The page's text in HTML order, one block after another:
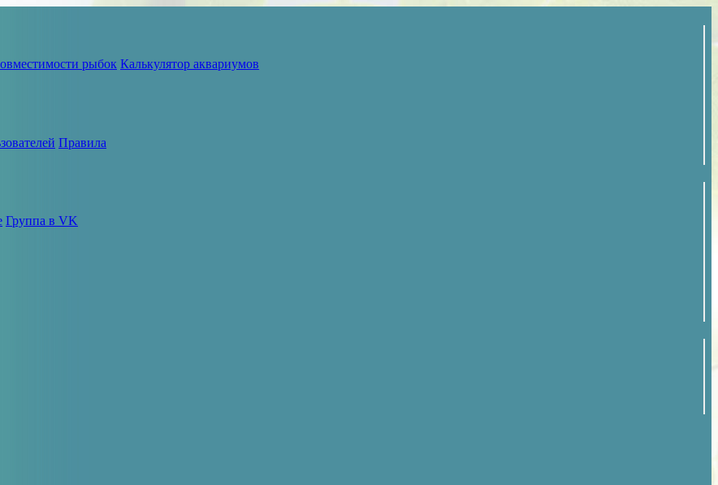
рыбок Калькулятор аквариумов
Правила
Группа в VK